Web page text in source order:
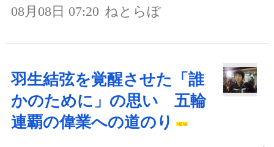
08月08日 07:20 ねとらぼ
羽生結弦を覚醒させた「誰
かのために」の思い 五輪
連覇の偉業への道のり